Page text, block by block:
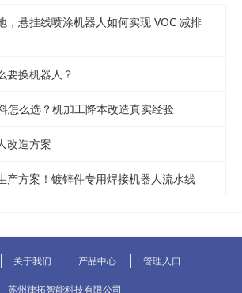
，悬挂线喷涂机器人如何实现 VOC 减排
要换机器人？
怎么选？机加工降本改造真实经验
改造方案
产方案！镀锌件专用焊接机器人流水线
关于我们 产品中心 管理入口
苏州律拓智能科技有限公司